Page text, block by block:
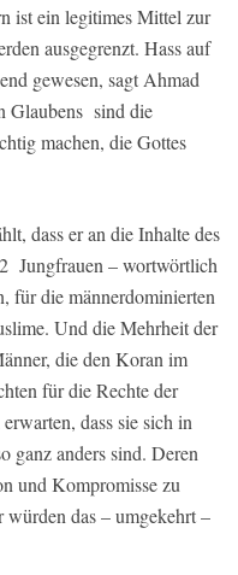
ist ein legitimes Mittel zur
ausgegrenzt. Hass auf
gewesen, sagt Ahmad
Glaubens sind die
machen, die Gottes
dass er an die Inhalte des
Jungfrauen – wortwörtlich
für die männerdominierten
Und die Mehrheit der
die den Koran im
für die Rechte der
dass sie sich in
ganz anders sind. Deren
und Kompromisse zu
würden das – umgekehrt –